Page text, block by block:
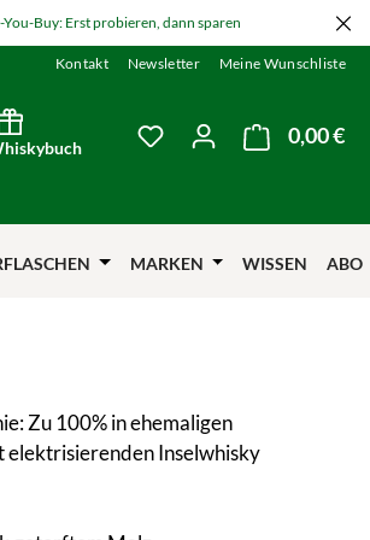
Buy: Erst probieren, dann sparen
Kontakt Newsletter Meine Wunschliste
Du hast 0 Produkte
0,00 €
MARKEN WISSEN ABO
Zu 100% in ehemaligen
Inselwhisky